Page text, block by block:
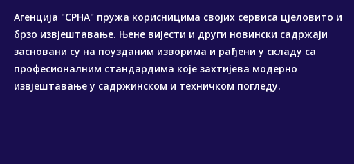
Агенција "СРНА" пружа корисницима својих сервиса цјеловито и
брзо извјештавање. Њене вијести и други новински садржаји
засновани су на поузданим изворима и рађени у складу са
професионалним стандардима које захтијева модерно
извјештавање у садржинском и техничком погледу.